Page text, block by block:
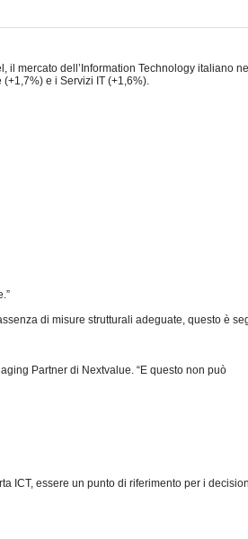
mercato dell’Information Technology italiano
e i Servizi IT (+1,6%).
di misure strutturali adeguate, questo è
Partner di Nextvalue. “E questo non può
ICT, essere un punto di riferimento per i decision